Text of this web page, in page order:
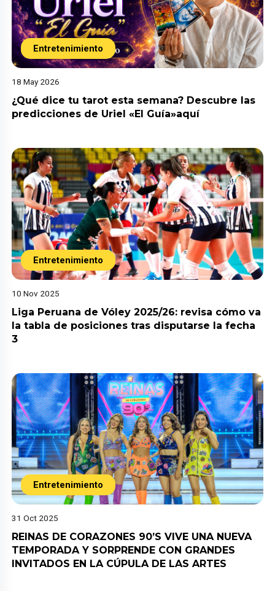
Entretenimiento
18 May 2026
¿Qué dice tu tarot esta semana? Descubre las
predicciones de Uriel «El Guía»aquí
Entretenimiento
10 Nov 2025
Liga Peruana de Vóley 2025/26: revisa cómo va
la tabla de posiciones tras disputarse la fecha
3
Entretenimiento
31 Oct 2025
REINAS DE CORAZONES 90’S VIVE UNA NUEVA
TEMPORADA Y SORPRENDE CON GRANDES
INVITADOS EN LA CÚPULA DE LAS ARTES